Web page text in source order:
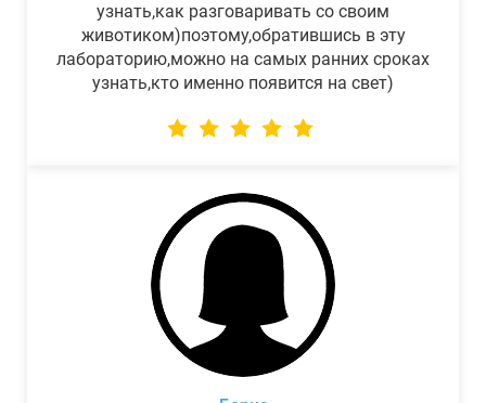
узнать,как разговаривать со своим
животиком)поэтому,обратившись в эту
лабораторию,можно на самых ранних сроках
узнать,кто именно появится на свет)